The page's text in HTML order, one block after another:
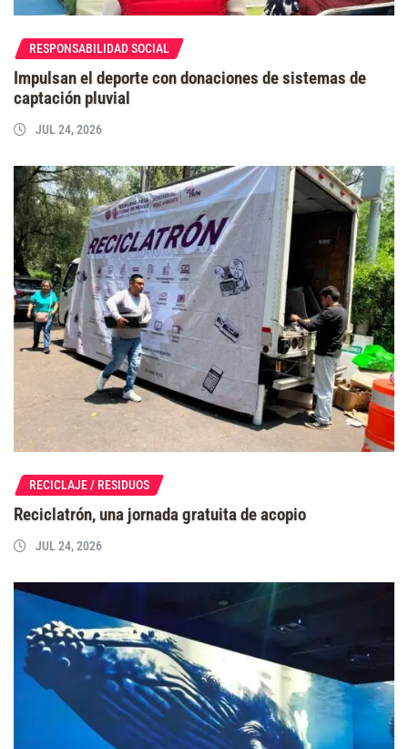
RESPONSABILIDAD SOCIAL
Impulsan el deporte con donaciones de sistemas de
captación pluvial
JUL 24, 2026
RECICLAJE / RESIDUOS
Reciclatrón, una jornada gratuita de acopio
JUL 24, 2026